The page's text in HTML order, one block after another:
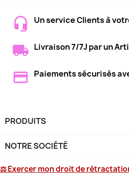
Un service Clients à
Livraison 7/7J par un
Paiements sécurisés
PRODUITS
NOTRE SOCIÉTÉ
⚖ Exercer mon droit de